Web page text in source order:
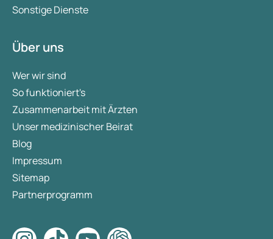
Sonstige Dienste
Über uns
Wer wir sind
So funktioniert's
Zusammenarbeit mit Ärzten
Unser medizinischer Beirat
Blog
Impressum
Sitemap
Partnerprogramm